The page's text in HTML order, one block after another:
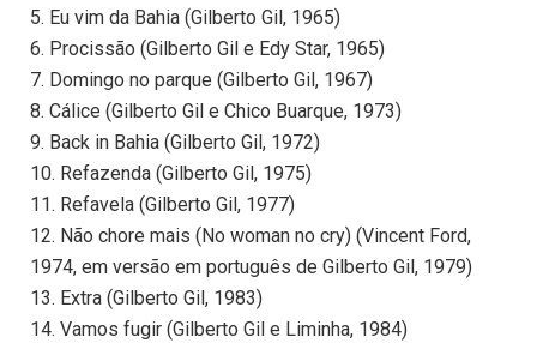
5. Eu vim da Bahia (Gilberto Gil, 1965)
6. Procissão (Gilberto Gil e Edy Star, 1965)
7. Domingo no parque (Gilberto Gil, 1967)
8. Cálice (Gilberto Gil e Chico Buarque, 1973)
9. Back in Bahia (Gilberto Gil, 1972)
10. Refazenda (Gilberto Gil, 1975)
11. Refavela (Gilberto Gil, 1977)
12. Não chore mais (No woman no cry) (Vincent Ford,
1974, em versão em português de Gilberto Gil, 1979)
13. Extra (Gilberto Gil, 1983)
14. Vamos fugir (Gilberto Gil e Liminha, 1984)